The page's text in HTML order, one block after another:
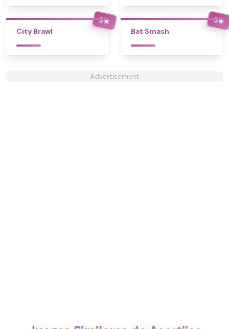
3★
City Brawl
5★
Bat Smash
Advertisement